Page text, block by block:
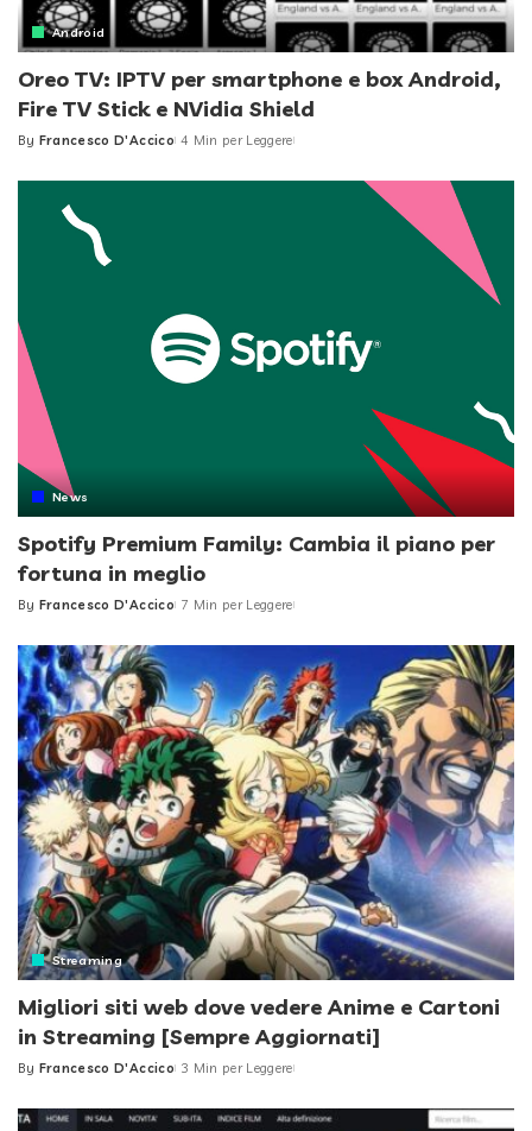
Android
Oreo TV: IPTV per smartphone e box Android,
Fire TV Stick e NVidia Shield
Posted
By Francesco D'Accico 4 Min per Leggere
News
Spotify Premium Family: Cambia il piano per
fortuna in meglio
Posted
By Francesco D'Accico 7 Min per Leggere
Streaming
Migliori siti web dove vedere Anime e Cartoni
in Streaming [Sempre Aggiornati]
Posted
By Francesco D'Accico 3 Min per Leggere